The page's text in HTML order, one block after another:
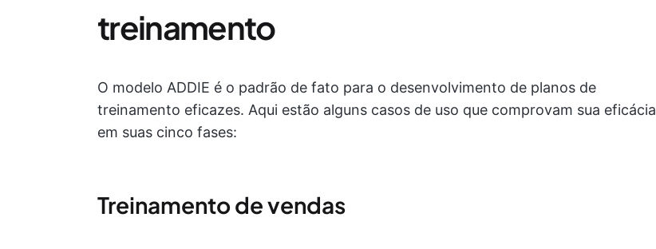
treinamento
O modelo ADDIE é o padrão de fato para o desenvolvimento de planos de
treinamento eficazes. Aqui estão alguns casos de uso que comprovam sua eficácia
em suas cinco fases:
Treinamento de vendas